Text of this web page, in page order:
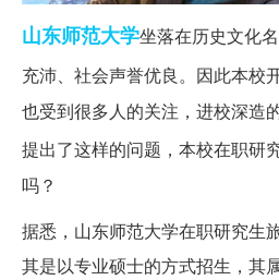
山东师范大学坐落在历史文化
充沛、社会声誉优良。因此本校
也受到很多人的关注，进校深造
提出了这样的问题，本校在职研
吗？
据悉，山东师范大学在职研究生
其是以专业硕士的方式招生，其